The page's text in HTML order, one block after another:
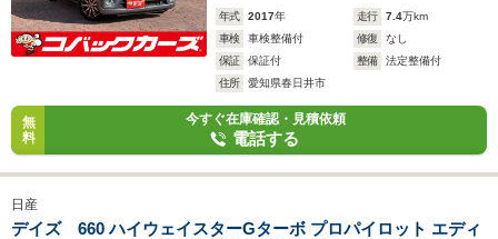
年式 2017年 走行 7.4万km
車検
車検整備付 修復
なし
保証
保証付 整備
法定整備付
住所
愛知県春日井市
無
料
今すぐ在庫確認・見積依頼
電話する
日産
デイズ 660 ハイウェイスターGターボ プロパイロット エディ